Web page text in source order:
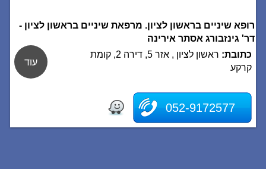
רופא שיניים בראשון לציון. מרפאת שיניים בראשון לציון -
דר' גינזבורג אסתר אירינה
כתובת:
ראשון לציון , אזר 5, דירה 2, קומת
קרקע
052-9172577
עוד